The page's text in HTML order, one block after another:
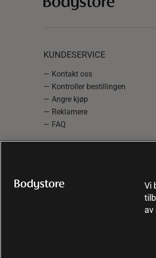
KUNDESERVICE
— Kontakt oss
— Kontroller bestillingen
— Angre kjøp
— Reklamere
— FAQ
Vi
av